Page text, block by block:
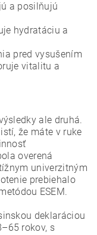
a posilňujú
hydratáciu a
pred vysušením
vitalitu a
ale druhá.
že máte v ruke
overená
univerzitným
prebiehalo
ESEM.
deklaráciou
rokov, s